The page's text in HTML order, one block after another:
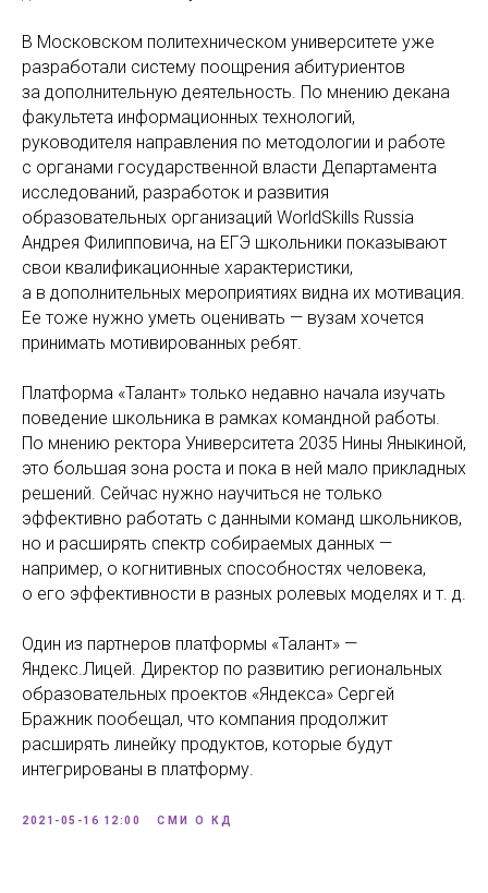
В Московском политехническом университете уже
разработали систему поощрения абитуриентов
за дополнительную деятельность. По мнению декана
факультета информационных технологий,
руководителя направления по методологии и работе
с органами государственной власти Департамента
исследований, разработок и развития
образовательных организаций WorldSkills Russia
Андрея Филипповича, на ЕГЭ школьники показывают
свои квалификационные характеристики,
а в дополнительных мероприятиях видна их мотивация.
Ее тоже нужно уметь оценивать — вузам хочется
принимать мотивированных ребят.
Платформа «Талант» только недавно начала изучать
поведение школьника в рамках командной работы.
По мнению ректора Университета 2035 Нины Яныкиной,
это большая зона роста и пока в ней мало прикладных
решений. Сейчас нужно научиться не только
эффективно работать с данными команд школьников,
но и расширять спектр собираемых данных —
например, о когнитивных способностях человека,
о его эффективности в разных ролевых моделях и т. д.
Один из партнеров платформы «Талант» —
Яндекс.Лицей. Директор по развитию региональных
образовательных проектов «Яндекса» Сергей
Бражник пообещал, что компания продолжит
расширять линейку продуктов, которые будут
интегрированы в платформу.
2021-05-16 12:00 СМИ О КД